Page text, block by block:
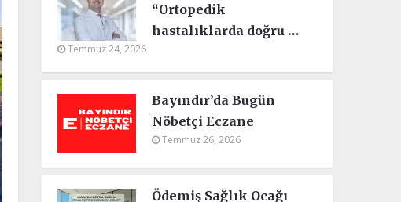
“Ortopedik
hastalıklarda doğru …
Temmuz 24, 2026
Bayındır’da Bugün
Nöbetçi Eczane
Temmuz 26, 2026
Ödemiş Sağlık Ocağı